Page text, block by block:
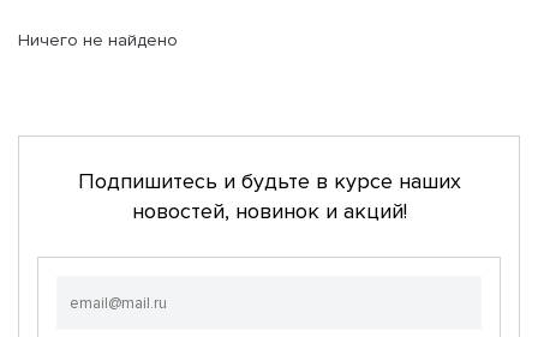
Ничего не найдено
Подпишитесь и будьте в курсе наших
новостей, новинок и акций!